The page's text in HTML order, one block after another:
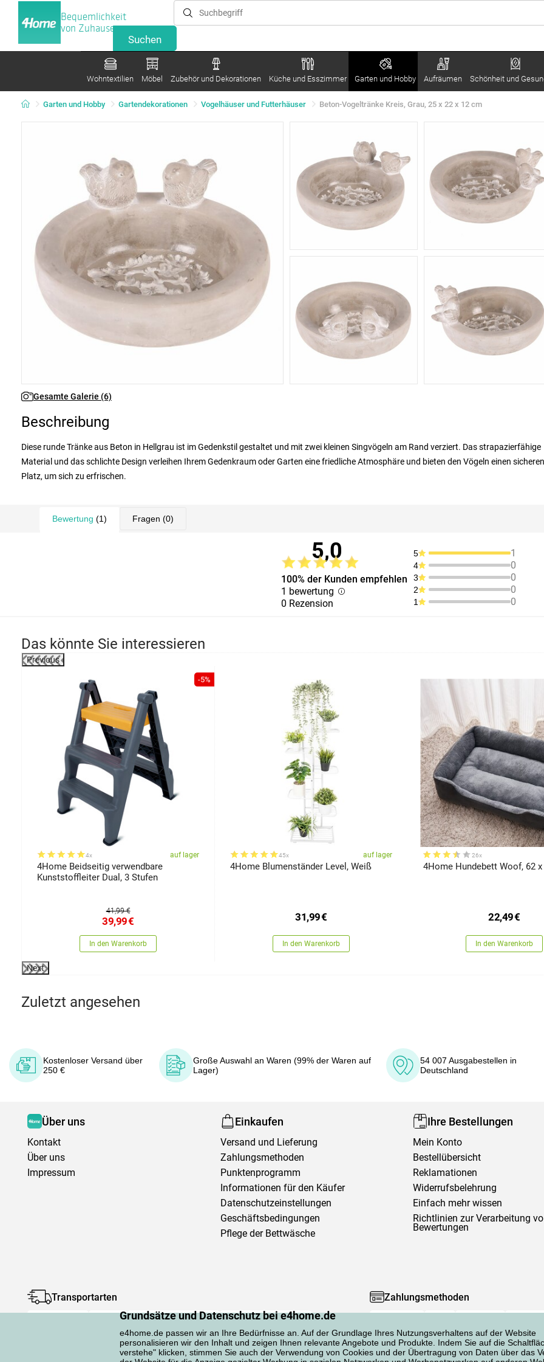
Grundsätze und Datenschutz bei e4home.de
e4home.de passen wir an Ihre Bedürfnisse an. Auf der Grundlage Ihres Nutzungsverhaltens auf der Website
personalisieren wir den Inhalt und zeigen Ihnen relevante Angebote und Produkte. Indem Sie auf die
verstehe" klicken, stimmen Sie auch der Verwendung von Cookies und der Übertragung von Daten über das
Bequemlichkeit
von Zuhause
Wohntextilien Möbel Zubehör und Dekorationen Küche und Esszimmer Garten und Hobby Aufräumen Schönheit und
Garten und Hobby Gartendekorationen Vogelhäuser und Futterhäuser Beton-Vogeltränke Kreis, Grau, 25 x 22 x 12 cm
Gesamte Galerie (6)
Beschreibung
Diese runde Tränke aus Beton in Hellgrau ist im Gedenkstil gestaltet und mit zwei kleinen Singvögeln am Rand verziert. Das strapazierfähige
Material und das schlichte Design verleihen Ihrem Gedenkraum oder Garten eine friedliche Atmosphäre und bieten den Vögeln einen sicheren
Platz, um sich zu erfrischen.
Bewertung (1) Fragen (0)
5,0
100% der Kunden empfehlen
1 bewertung
0 Rezension
5 1
4 0
3 0
2 0
1 0
Das könnte Sie interessieren
Previous
-5%
4x auf lager
4Home Beidseitig verwendbare
Kunststoffleiter Dual, 3 Stufen
41,99 €
39,99€
In den Warenkorb
45x auf lager
4Home Blumenständer Level, Weiß
31,99€
In den Warenkorb
26x
4Home Hundebett Woof, 62
22,49€
In den Warenkorb
Next
Zuletzt angesehen
Kostenloser Versand über
250 €
Große Auswahl an Waren (99% der Waren auf
Lager)
54 007 Ausgabestellen in
Deutschland
Über uns
Kontakt
Über uns
Impressum
Einkaufen
Versand und Lieferung
Zahlungsmethoden
Punktenprogramm
Informationen für den Käufer
Datenschutzeinstellungen
Geschäftsbedingungen
Pflege der Bettwäsche
Ihre Bestellungen
Mein Konto
Bestellübersicht
Reklamationen
Widerrufsbelehrung
Einfach mehr wissen
Richtlinien zur Verarbeitung
Bewertungen
Transportarten Zahlungsmethoden